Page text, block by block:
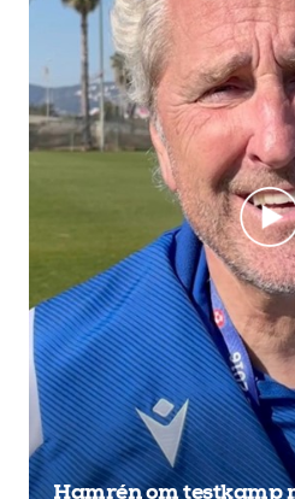
Hamrén om testkamp